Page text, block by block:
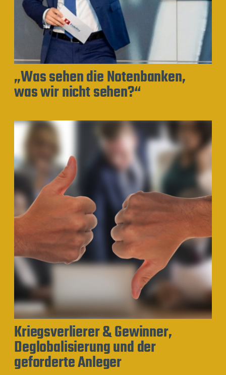
„Was sehen die Notenbanken,
was wir nicht sehen?“
Kriegsverlierer & Gewinner,
Deglobalisierung und der
geforderte Anleger